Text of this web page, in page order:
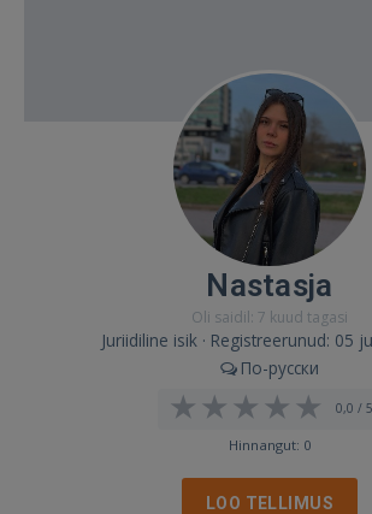
Nastasja
Oli saidil: 7 kuud tagasi
Juriidiline isik · Registreerunud: 05
По-русски
0,0 / 5
Hinnangut: 0
LOO TELLIMUS